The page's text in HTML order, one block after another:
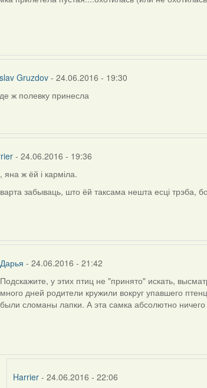
Gruzdov- 24.06.2016 - 19:30
ж полевку принесла
- 24.06.2016 - 19:36
яна ж ёй і карміла.
забываць, што ёй таксама нешта есці трэба,
Дарья - 24.06.2016 - 21:42
In
reply
to
Подскажите, у этих птиц не "принято" искать,
много дней родители кружили вокруг упавшего
были сломаны лапки. А эта самка абсолютно
Harrier- 24.06.2016 - 22:06